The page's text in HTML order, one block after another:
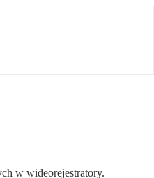
w wideorejestratory.